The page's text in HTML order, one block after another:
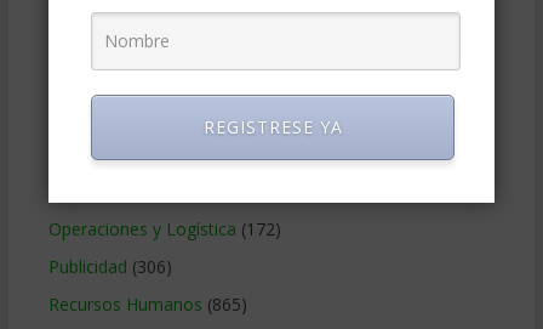
Marketing(988)
Métodos Gerenciales (280)
Negocios Internacionales(2.257)
Operaciones y Logística (172)
Publicidad (306)
Recursos Humanos (865)
REGISTRESE YA